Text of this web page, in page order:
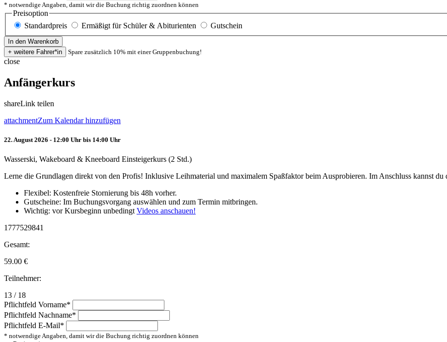
* notwendige Angaben, damit wir die Buchung richtig zuordnen können
Preisoption
Standardpreis
Ermäßigt für Schüler & Abiturienten Gutschein
Spare zusätzlich 10% mit einer Gruppenbuchung!
close
Anfängerkurs
shareLink teilen
attachmentZum Kalendar hinzufügen
22. August 2026 - 12:00 Uhr bis 14:00 Uhr
Wasserski, Wakeboard & Kneeboard Einsteigerkurs (2 Std.)
Lerne die Grundlagen direkt von den Profis! Inklusive Leihmaterial und maximalem Spaßfaktor beim Ausprobieren. Im Anschluss kannst
Flexibel: Kostenfreie Stornierung bis 48h vorher.
Gutscheine: Im Buchungsvorgang auswählen und zum Termin mitbringen.
Wichtig: vor Kursbeginn unbedingtVideos anschauen!
1777529841
Gesamt:
59.00 €
Teilnehmer:
13 / 18
Pflichtfeld Vorname*
Pflichtfeld Nachname*
Pflichtfeld E-Mail*
* notwendige Angaben, damit wir die Buchung richtig zuordnen können